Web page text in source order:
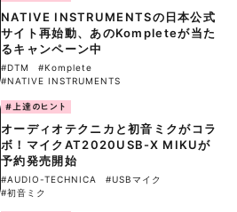
NATIVE INSTRUMENTSの日本公式
サイト再始動、あのKompleteが当た
るキャンペーン中
#DTM
#Komplete
#NATIVE INSTRUMENTS
#上達のヒント
オーディオテクニカと初音ミクがコラ
ボ！マイクAT2020USB-X MIKUが
予約発売開始
#AUDIO-TECHNICA
#USBマイク
#初音ミク